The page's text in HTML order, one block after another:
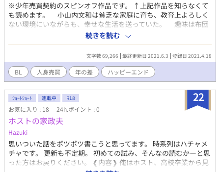
※少年売買契約のスピンオフ作品です。 ↑上記作品を知らなくて
も読めます。 小山内文和は貧乏な家庭に育ち、教育上よろしく
ない環境にいながらも、幸せな生活を送っていた。 趣味は布団
でゴロゴロする事。 ある日学校から帰ってくると、部屋はもぬ
けの殻、両親はいなくなっており、借金取りにやってきたヤクザ
の組員に人身売買で売られる事になってしまった。 文和を購入
したのは堂島雪夜。四十二歳の優しい雰囲気のおじさんだ。 文
和は雪夜の養子となり、学校に通ったり、本当の子供のように愛
された。 文和同様人身売買で買われて、堂島の元で育ったアラ
サー家政婦の金井栞も、サバサバした性格だが、文和に親切だ。
三年程を堂島の家で、呑気に雪夜や栞とゴロゴロした生活を送
っていたのだが、ある日雪夜が人身売買の罪で逮捕されてしまっ
た。 文和はゴロゴロ生活を守る為、雪夜が出所するまでの間、
ペットにしてくれる人を探す事にした。 ※前作と違い、エロは最
初の頃少しだけで、あとはほぼないです。 ※前作がシリアスで暗
かったので、今回は明るめでやってます。
続きを読む
文字数 69,266 最終更新日 2021.6.3 登録日 2021.4.18
BL 人身売買 年の差 ハッピーエンド
22
ｼｮｰﾄｼｮｰﾄ 連載中 R18
お気に入り : 18 24h.ポイント : 0
ホストの家政夫
Hazuki
思いついた話をポツポツ書こうと思ってます。 時系列はハチャメ
チャです。 更新も不定期。 初めての試み、そんなの読むかーと思
った方はお戻りください。 ❰内容❱ 俺はホスト、高校卒業から見